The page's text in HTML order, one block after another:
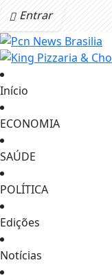
Entrar
Início
ECONOMIA
SAÚDE
POLÍTICA
Edições
Notícias